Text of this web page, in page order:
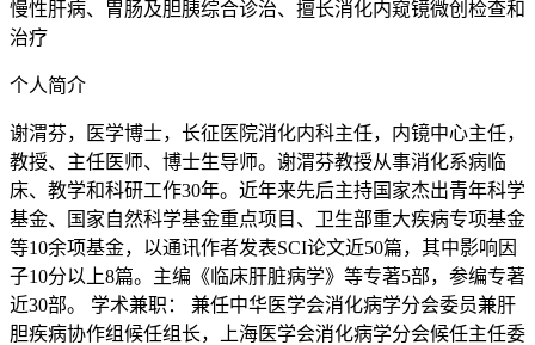
慢性肝病、胃肠及胆胰综合诊治、擅长消化内窥镜微创检查和
治疗
个人简介
谢渭芬，医学博士，长征医院消化内科主任，内镜中心主任，
教授、主任医师、博士生导师。谢渭芬教授从事消化系病临
床、教学和科研工作30年。近年来先后主持国家杰出青年科学
基金、国家自然科学基金重点项目、卫生部重大疾病专项基金
等10余项基金，以通讯作者发表SCI论文近50篇，其中影响因
子10分以上8篇。主编《临床肝脏病学》等专著5部，参编专著
近30部。 学术兼职： 兼任中华医学会消化病学分会委员兼肝
胆疾病协作组候任组长，上海医学会消化病学分会候任主任委